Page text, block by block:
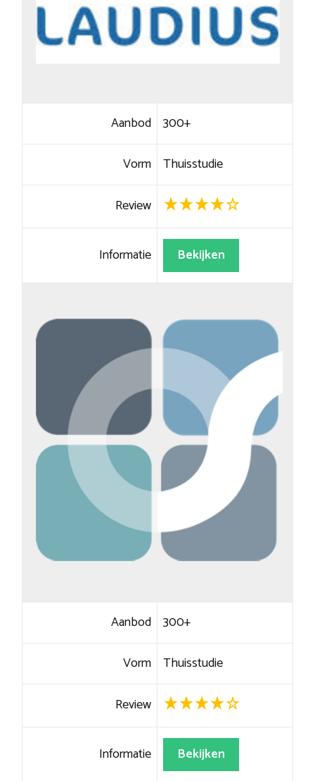
Aanbod 300+
Vorm Thuisstudie
Review
Informatie Bekijken
Aanbod 300+
Vorm Thuisstudie
Review
Informatie Bekijken